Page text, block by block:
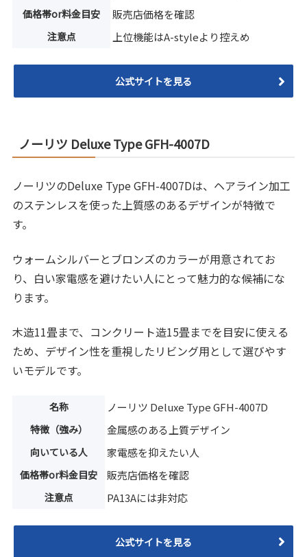
価格帯or料金目安 販売店価格を確認
注意点 上位機能はA-styleより控えめ
公式サイトを見る
ノーリツ Deluxe Type GFH-4007D
ノーリツのDeluxe Type GFH-4007Dは、ヘアライン加工
のステンレスを使った上質感のあるデザインが特徴で
す。
ウォームシルバーとブロンズのカラーが用意されてお
り、白い家電感を避けたい人にとって魅力的な候補にな
ります。
木造11畳まで、コンクリート造15畳までを目安に使える
ため、デザイン性を重視したリビング用として選びやす
いモデルです。
名称 ノーリツ Deluxe Type GFH-4007D
特徴（強み） 金属感のある上質デザイン
向いている人 家電感を抑えたい人
価格帯or料金目安 販売店価格を確認
注意点 PA13Aには非対応
公式サイトを見る